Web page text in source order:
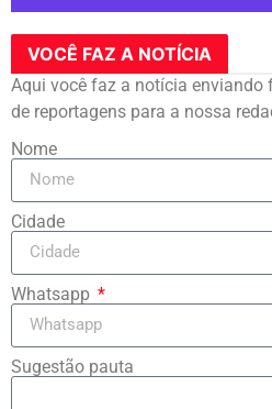
VOCÊ FAZ A NOTÍCIA
Aqui você faz a notícia enviando
de reportagens para a nossa
Nome
Cidade
Whatsapp
Sugestão pauta